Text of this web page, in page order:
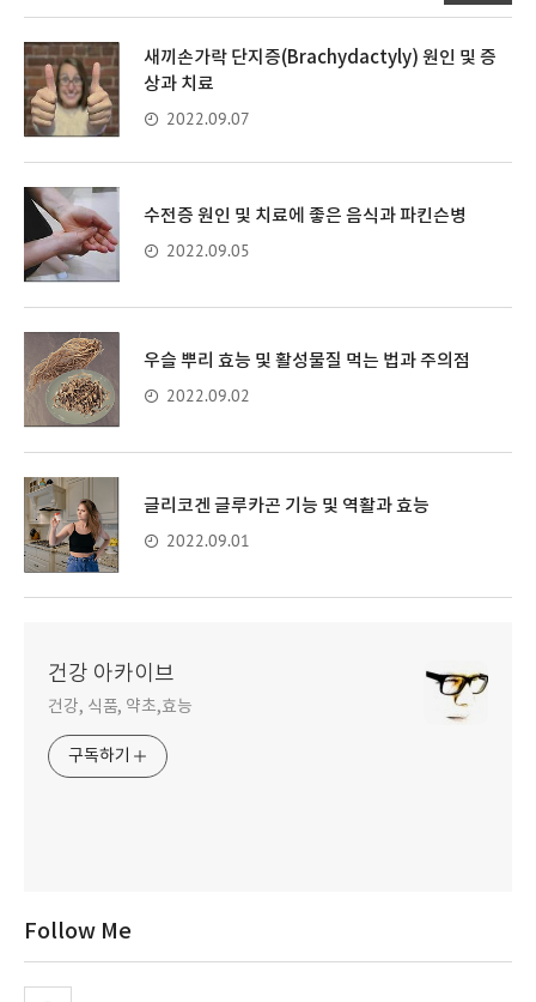
새끼손가락 단지증(Brachydactyly) 원인 및 증
상과 치료
2022.09.07
수전증 원인 및 치료에 좋은 음식과 파킨슨병
2022.09.05
우슬 뿌리 효능 및 활성물질 먹는 법과 주의점
2022.09.02
글리코겐 글루카곤 기능 및 역활과 효능
2022.09.01
건강 아카이브
건강, 식품, 약초,효능
구독하기
Follow Me